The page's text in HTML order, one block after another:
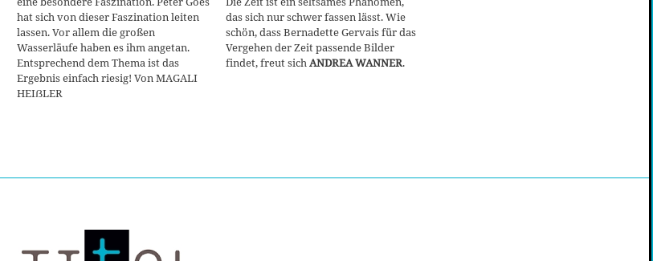
hat sich von dieser Faszination leiten
lassen. Vor allem die großen
Wasserläufe haben es ihm angetan.
Entsprechend dem Thema ist das
Ergebnis einfach riesig! Von MAGALI
HEIẞLER
das sich nur schwer fassen lässt. Wie
schön, dass Bernadette Gervais für das
Vergehen der Zeit passende Bilder
findet, freut sichANDREA WANNER.